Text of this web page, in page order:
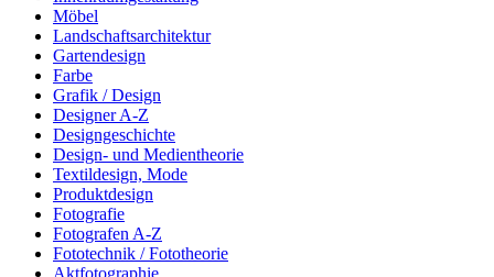
Möbel
Landschaftsarchitektur
Gartendesign
Farbe
Grafik / Design
Designer A-Z
Designgeschichte
Design- und Medientheorie
Textildesign, Mode
Produktdesign
Fotografie
Fotografen A-Z
Fototechnik / Fototheorie
Aktfotographie